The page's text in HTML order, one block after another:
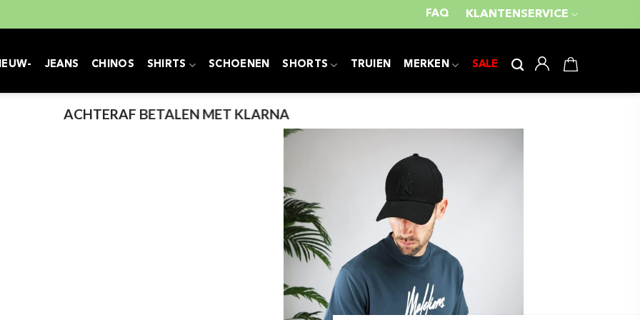
FAQ KLANTENSERVICE
JEANS CHINOS SHIRTS SCHOENEN SHORTS TRUIEN MERKEN SALE
ACHTERAF BETALEN MET KLARNA